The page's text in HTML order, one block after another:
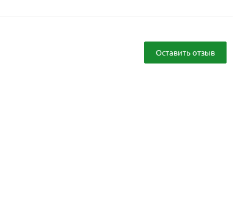
Оставить отзыв